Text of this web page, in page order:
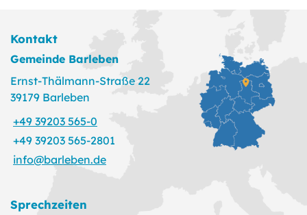
Kontakt
Gemeinde Barleben
Ernst-Thälmann-Straße 22
39179 Barleben
+49 39203 565-0
+49 39203 565-2801
info@barleben.de
Sprechzeiten